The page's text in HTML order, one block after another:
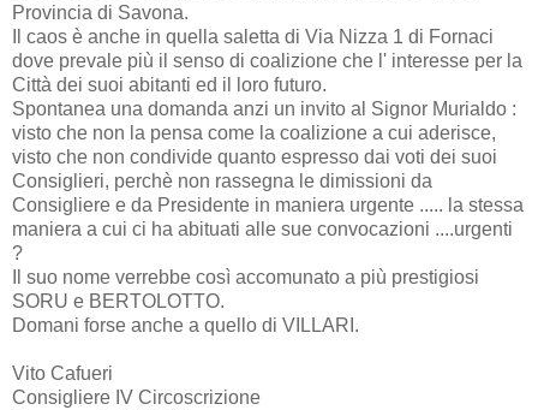
Provincia di Savona.
Il caos è anche in quella saletta di Via Nizza 1 di Fornaci
dove prevale più il senso di coalizione che l' interesse per la
Città dei suoi abitanti ed il loro futuro.
Spontanea una domanda anzi un invito al Signor Murialdo :
visto che non la pensa come la coalizione a cui aderisce,
visto che non condivide quanto espresso dai voti dei suoi
Consiglieri, perchè non rassegna le dimissioni da
Consigliere e da Presidente in maniera urgente ..... la stessa
maniera a cui ci ha abituati alle sue convocazioni ....urgenti
?
Il suo nome verrebbe così accomunato a più prestigiosi
SORU e BERTOLOTTO.
Domani forse anche a quello di VILLARI.
Vito Cafueri
Consigliere IV Circoscrizione